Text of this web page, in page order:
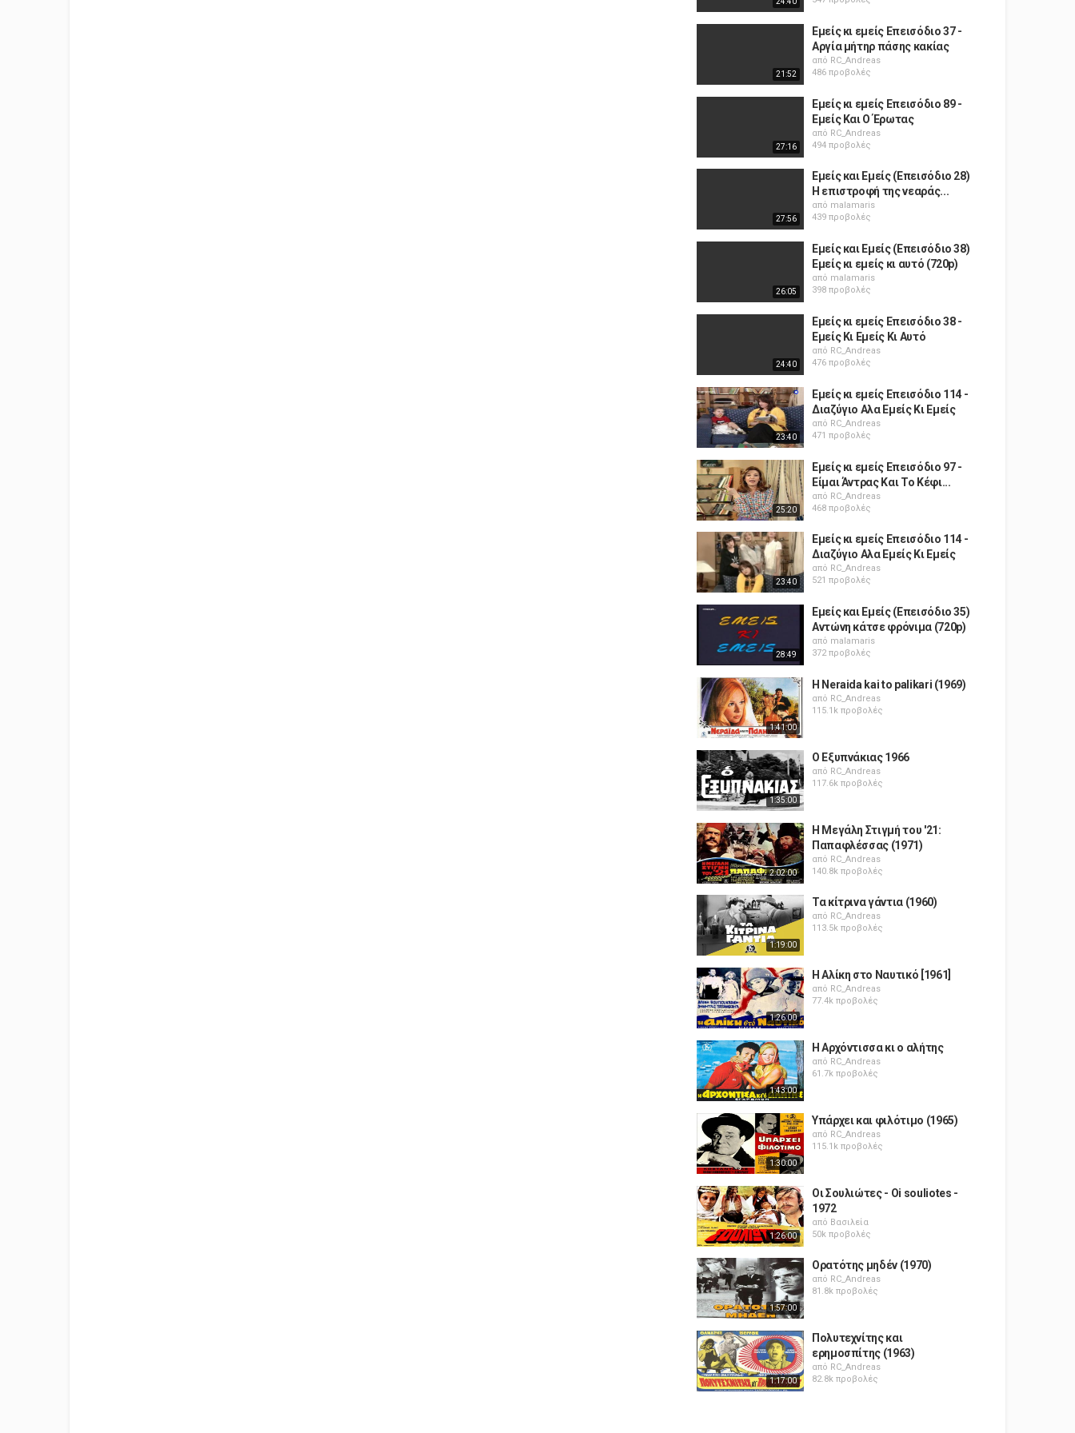
21:52
Εμείς κι εμείς Επεισόδιο 37 -
Αργία μήτηρ πάσης κακίας
από RC_Andreas
486 προβολές
27:16
Εμείς κι εμείς Επεισόδιο 89 -
Εμείς Και Ο Έρωτας
από RC_Andreas
494 προβολές
27:56
Εμείς και Εμείς (Επεισόδιο 28)
Η επιστροφή της νεαράς...
από malamaris
439 προβολές
26:05
Εμείς και Εμείς (Επεισόδιο 38)
Εμείς κι εμείς κι αυτό (720p)
από malamaris
398 προβολές
24:40
Εμείς κι εμείς Επεισόδιο 38 -
Εμείς Κι Εμείς Κι Αυτό
από RC_Andreas
476 προβολές
23:40
Εμείς κι εμείς Επεισόδιο 114 -
Διαζύγιο Αλα Εμείς Κι Εμείς
από RC_Andreas
471 προβολές
25:20
Εμείς κι εμείς Επεισόδιο 97 -
Είμαι Άντρας Και Το Κέφι...
από RC_Andreas
468 προβολές
23:40
Εμείς κι εμείς Επεισόδιο 114 -
Διαζύγιο Αλα Εμείς Κι Εμείς
από RC_Andreas
521 προβολές
28:49
Εμείς και Εμείς (Επεισόδιο 35)
Αντώνη κάτσε φρόνιμα (720p)
από malamaris
372 προβολές
1:41:00
H Neraida kai to palikari (1969)
από RC_Andreas
115.1k προβολές
1:35:00
Ο Εξυπνάκιας 1966
από RC_Andreas
117.6k προβολές
2:02:00
Η Μεγάλη Στιγμή του '21:
Παπαφλέσσας (1971)
από RC_Andreas
140.8k προβολές
1:19:00
Τα κίτρινα γάντια (1960)
από RC_Andreas
113.5k προβολές
1:26:00
Η Αλίκη στο Ναυτικό [1961]
από RC_Andreas
77.4k προβολές
1:43:00
Η Αρχόντισσα κι ο αλήτης
από RC_Andreas
61.7k προβολές
1:30:00
Υπάρχει και φιλότιμο (1965)
από RC_Andreas
115.1k προβολές
1:26:00
Οι Σουλιώτες - Oi souliotes -
1972
από Βασιλεία
50k προβολές
1:57:00
Ορατότης μηδέν (1970)
από RC_Andreas
81.8k προβολές
1:17:00
Πολυτεχνίτης και
ερημοσπίτης (1963)
από RC_Andreas
82.8k προβολές